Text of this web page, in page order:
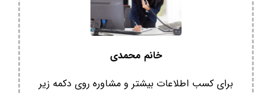
خانم محمدی
برای کسب اطلاعات بیشتر و مشاوره روی دکمه زیر